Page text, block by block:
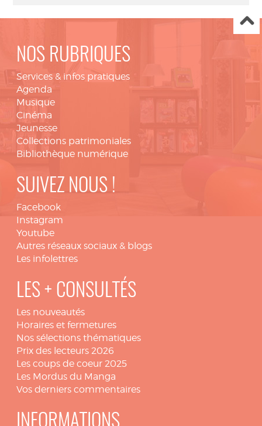
NOS RUBRIQUES
Services & infos pratiques
Agenda
Musique
Cinéma
Jeunesse
Collections patrimoniales
Bibliothèque numérique
SUIVEZ NOUS !
Facebook
Instagram
Youtube
Autres réseaux sociaux & blogs
Les infolettres
LES + CONSULTÉS
Les nouveautés
Horaires et fermetures
Nos sélections thématiques
Prix des lecteurs 2026
Les coups de coeur 2025
Les Mordus du Manga
Vos derniers commentaires